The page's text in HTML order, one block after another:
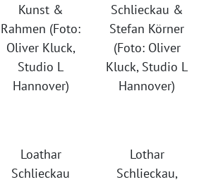
Kunst &
Rahmen (Foto:
Oliver Kluck,
Studio L
Hannover)
Schlieckau &
Stefan Körner
(Foto: Oliver
Kluck, Studio L
Hannover)
Loathar
Schlieckau
Lothar
Schlieckau,